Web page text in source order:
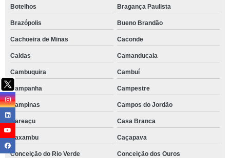
Botelhos Bragança Paulista
Brazópolis Bueno Brandão
Cachoeira de Minas Caconde
Caldas Camanducaia
Cambuquira Cambuí
Campanha Campestre
Campinas Campos do Jordão
Careaçu Casa Branca
Caxambu Caçapava
Conceição do Rio Verde Conceição dos Ouros